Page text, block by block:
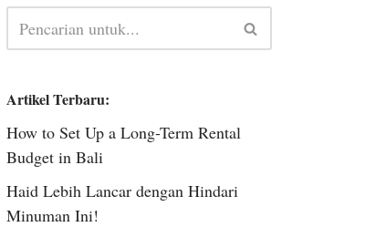
Artikel Terbaru:
How to Set Up a Long-Term Rental
Budget in Bali
Haid Lebih Lancar dengan Hindari
Minuman Ini!